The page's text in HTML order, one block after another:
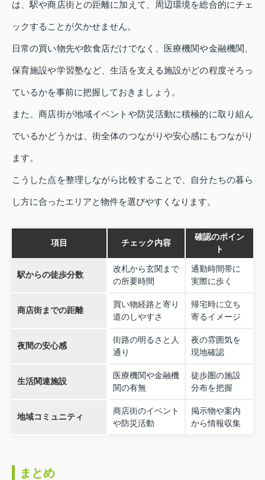
は、駅や商店街との距離に加えて、周辺環境を総合的にチェ
ックすることが欠かせません。
日常の買い物先や飲食店だけでなく、医療機関や金融機関、
保育施設や学習塾など、生活を支える施設がどの程度そろっ
ているかを事前に把握しておきましょう。
また、商店街が地域イベントや防災活動に積極的に取り組ん
でいるかどうかは、街全体のつながりや安心感にもつながり
ます。
こうした点を整理しながら比較することで、自分たちの暮ら
し方に合ったエリアと物件を選びやすくなります。
項目 チェック内容
確認のポイン
ト
駅からの徒歩分数
改札から玄関まで
の所要時間
通勤時間帯に
実際に歩く
商店街までの距離
買い物経路と寄り
道のしやすさ
帰宅時に立ち
寄るイメージ
夜間の安心感
街路の明るさと人
通り
夜の雰囲気を
現地確認
生活関連施設
医療機関や金融機
関の有無
徒歩圏の施設
分布を把握
地域コミュニティ
商店街のイベント
や防災活動
掲示物や案内
から情報収集
まとめ